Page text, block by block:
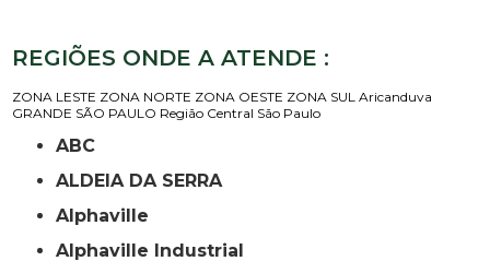
REGIÕES ONDE A ATENDE :
ZONA LESTE ZONA NORTE ZONA OESTE ZONA SUL Aricanduva
GRANDE SÃO PAULO Região Central São Paulo
ABC
ALDEIA DA SERRA
Alphaville
Alphaville Industrial